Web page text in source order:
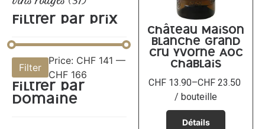
Filtrer par prix
Filter
Price: CHF 141 —
CHF 166
Filtrer par
domaine
Château Maison
Blanche Grand
Cru Yvorne AOC
Chablais
CHF 13.90–CHF 23.50
/ bouteille